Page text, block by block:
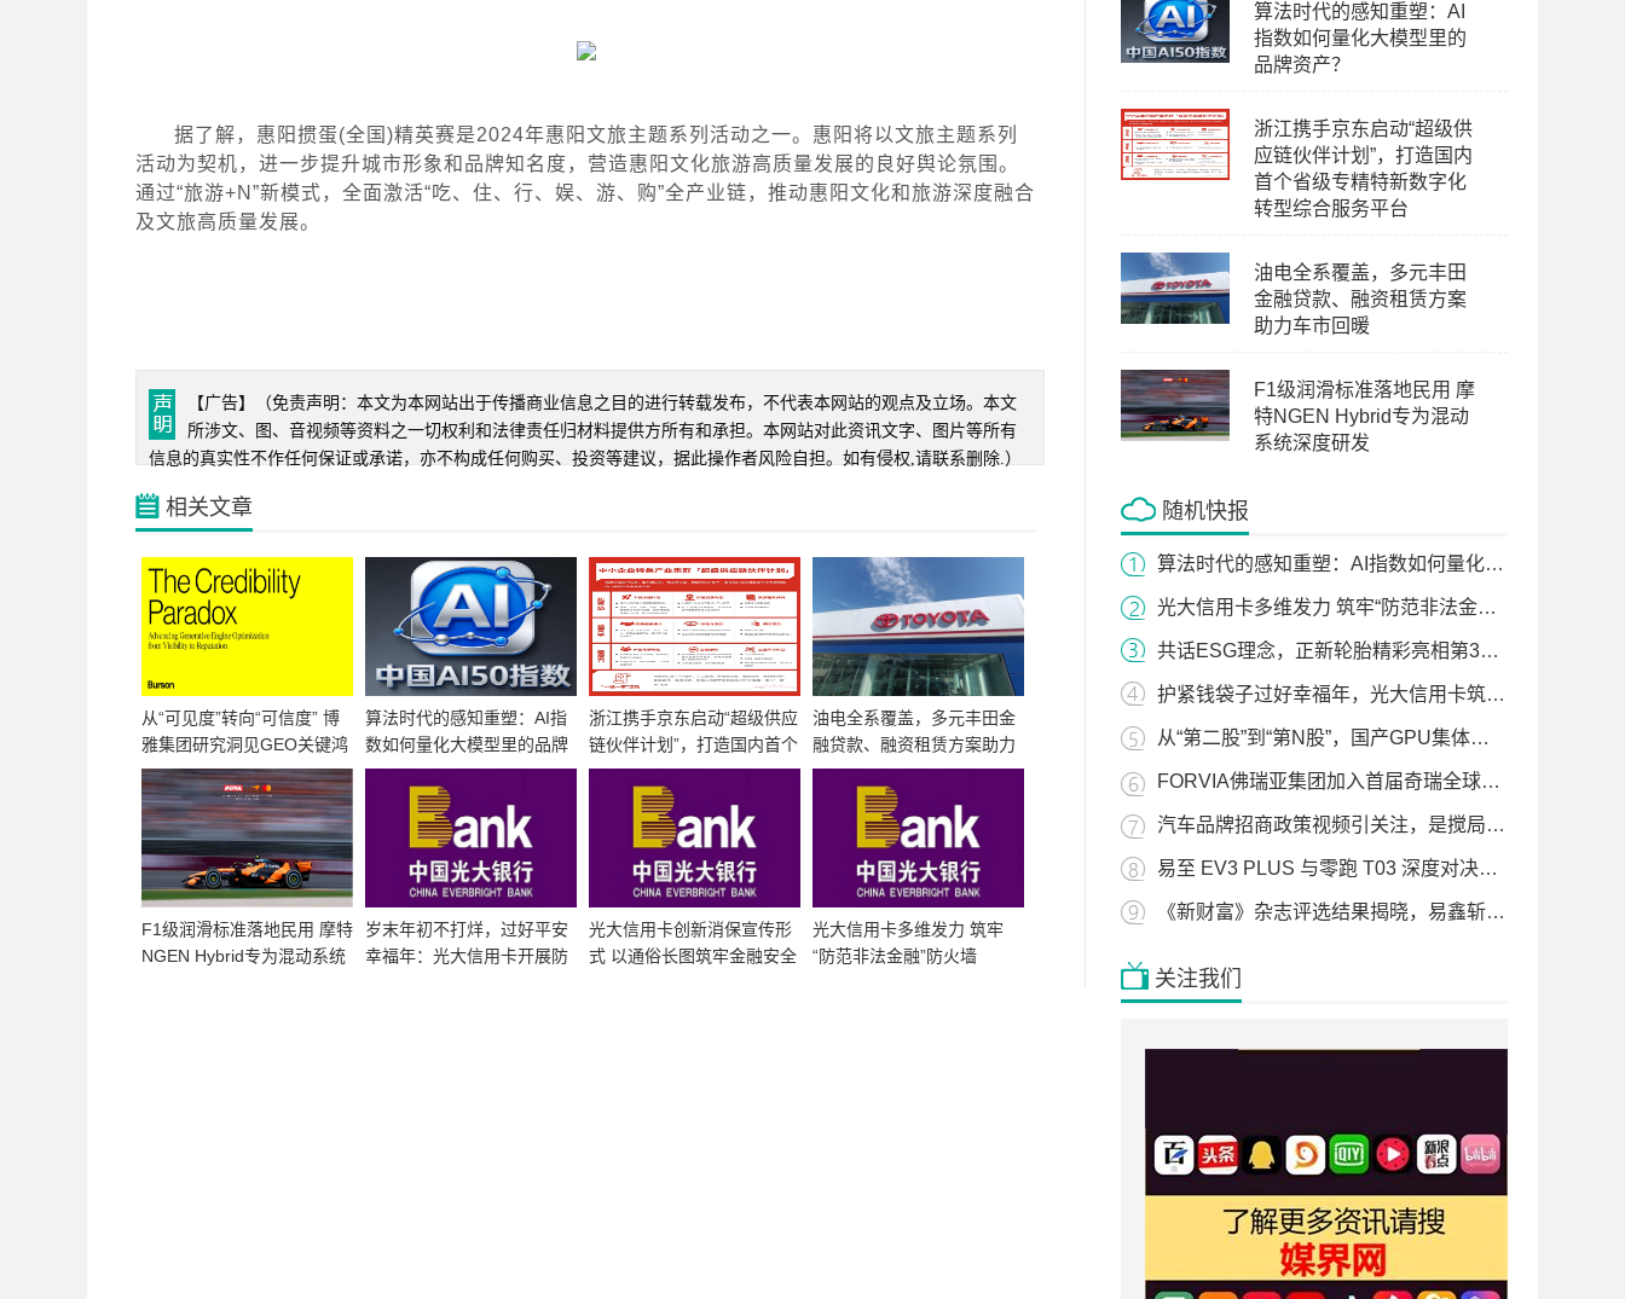
据了解，惠阳掼蛋(全国)精英赛是2024年惠阳文旅主题系列活动之一。惠阳将以文旅主题系列
活动为契机，进一步提升城市形象和品牌知名度，营造惠阳文化旅游高质量发展的良好舆论氛围。
通过“旅游+N”新模式，全面激活“吃、住、行、娱、游、购”全产业链，推动惠阳文化和旅游深度融合
及文旅高质量发展。
【广告】（免责声明：本文为本网站出于传播商业信息之目的进行转载发布，不代表本网站的观点及立场。本文
所涉文、图、音视频等资料之一切权利和法律责任归材料提供方所有和承担。本网站对此资讯文字、图片等所有
信息的真实性不作任何保证或承诺，亦不构成任何购买、投资等建议，据此操作者风险自担。如有侵权,请联系删除.）
相关文章
从“可见度”转向“可信度” 博
雅集团研究洞见GEO关键鸿
沟
算法时代的感知重塑：AI指
数如何量化大模型里的品牌
资产？
浙江携手京东启动“超级供应
链伙伴计划”，打造国内首个
省级专精特新数字化转型综
合服务平台
油电全系覆盖，多元丰田金
融贷款、融资租赁方案助力
车市回暖
F1级润滑标准落地民用 摩特
NGEN Hybrid专为混动系统
岁末年初不打烊，过好平安
幸福年：光大信用卡开展防
光大信用卡创新消保宣传形
式 以通俗长图筑牢金融安全
光大信用卡多维发力 筑牢
“防范非法金融”防火墙
算法时代的感知重塑：AI
指数如何量化大模型里的
品牌资产？
浙江携手京东启动“超级供
应链伙伴计划”，打造国内
首个省级专精特新数字化
转型综合服务平台
油电全系覆盖，多元丰田
金融贷款、融资租赁方案
助力车市回暖
F1级润滑标准落地民用 摩
特NGEN Hybrid专为混动
系统深度研发
随机快报
算法时代的感知重塑：AI指数如何量化大模型里的品牌资产？
光大信用卡多维发力 筑牢“防范非法金融”防火墙
共话ESG理念，正新轮胎精彩亮相第32届中国国际自行车展览会
护紧钱袋子过好幸福年，光大信用卡筑牢新春反诈防线
从“第二股”到“第N股”，国产GPU集体崛起
FORVIA佛瑞亚集团加入首届奇瑞全球ESG顾问团，以可持续领导力共促行业绿色转型
汽车品牌招商政策视频引关注，是搅局还是破局？
易至 EV3 PLUS 与零跑 T03 深度对决，谁才是小型纯电 “王者”？
《新财富》杂志评选结果揭晓，易鑫斩获“汽车产业最具成长性港股公司”奖项
关注我们